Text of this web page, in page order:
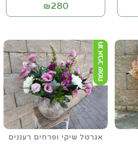
₪280
אגרטל שיקי ופרחים רעננים